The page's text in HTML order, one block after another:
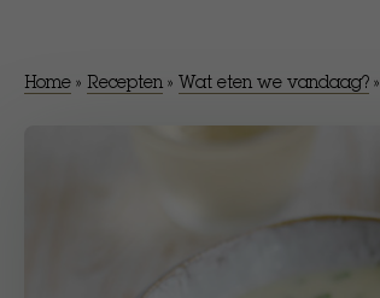
Home » Recepten » Wat eten we vandaag? »